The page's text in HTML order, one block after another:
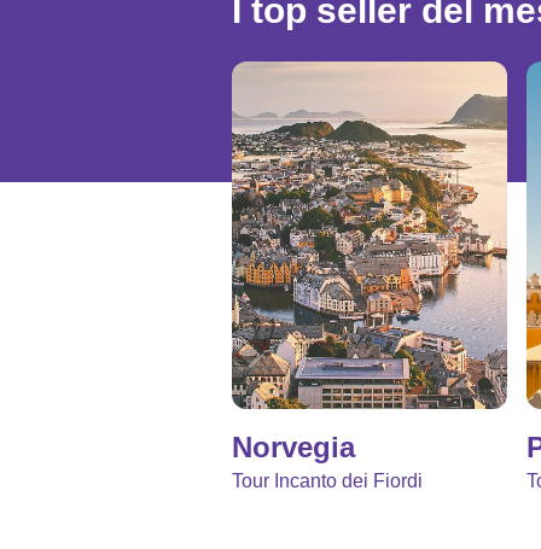
I top seller del
Norvegia
Tour Incanto dei Fiordi